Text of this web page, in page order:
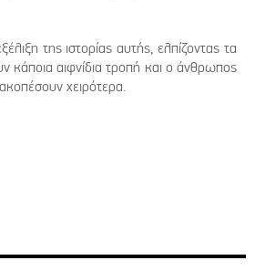
της ιστορίας αυτής, ελπίζοντας τα
κάποια αιφνίδια τροπή και ο άνθρωπος
χειρότερα.